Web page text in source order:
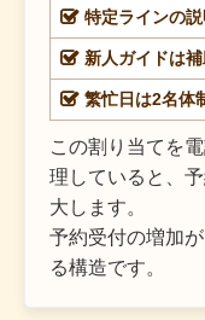
特定ラインの
新人ガイドは
繁忙日は2名体
この割り当てを
理していると、
大します。
予約受付の増加
る構造です。